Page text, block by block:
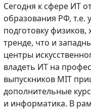
Сегодня к сфере ИТ
образования РФ,
подготовку
тренде, что и
центры
владеть ИT на
выпускников MIT
дополнительные
и информатика. В